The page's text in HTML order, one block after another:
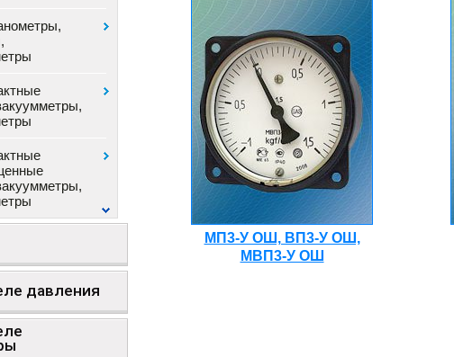
давления
МП3-У ОШ, ВП3-У ОШ,
МВП3-У ОШ